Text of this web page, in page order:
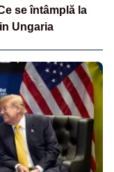
se întâmplă la
Ungaria